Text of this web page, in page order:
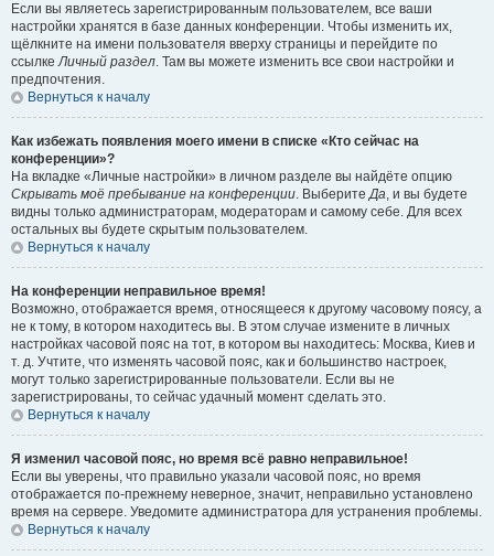
Если вы являетесь зарегистрированным пользователем, все ваши
настройки хранятся в базе данных конференции. Чтобы изменить их,
щёлкните на имени пользователя вверху страницы и перейдите по
ссылкеЛичный раздел. Там вы можете изменить все свои настройки и
предпочтения.
Вернуться к началу
Как избежать появления моего имени в списке «Кто сейчас на
конференции»?
На вкладке «Личные настройки» в личном разделе вы найдёте опцию
Скрывать моё пребывание на конференции. ВыберитеДа, и вы будете
видны только администраторам, модераторам и самому себе. Для всех
остальных вы будете скрытым пользователем.
Вернуться к началу
На конференции неправильное время!
Возможно, отображается время, относящееся к другому часовому поясу, а
не к тому, в котором находитесь вы. В этом случае измените в личных
настройках часовой пояс на тот, в котором вы находитесь: Москва, Киев и
т. д. Учтите, что изменять часовой пояс, как и большинство настроек,
могут только зарегистрированные пользователи. Если вы не
зарегистрированы, то сейчас удачный момент сделать это.
Вернуться к началу
Я изменил часовой пояс, но время всё равно неправильное!
Если вы уверены, что правильно указали часовой пояс, но время
отображается по-прежнему неверное, значит, неправильно установлено
время на сервере. Уведомите администратора для устранения проблемы.
Вернуться к началу